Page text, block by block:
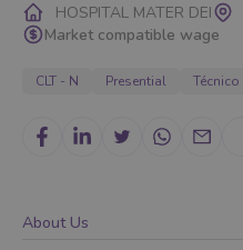
HOSPITAL MATER DEI
Market compatible wage
CLT - N Presential Técnico
About Us